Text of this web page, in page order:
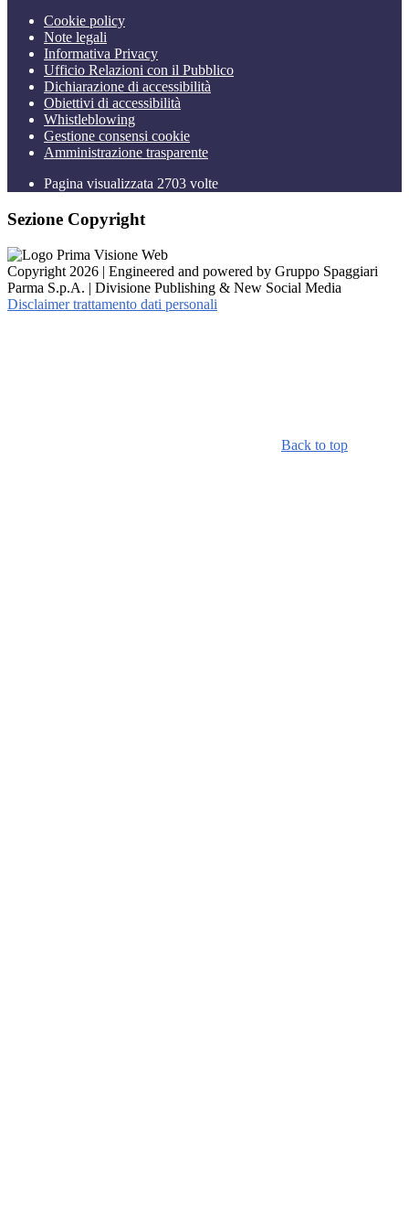
Cookie policy
Note legali
Informativa Privacy
Ufficio Relazioni con il Pubblico
Dichiarazione di accessibilità
Obiettivi di accessibilità
Whistleblowing
Gestione consensi cookie
Amministrazione trasparente
Pagina visualizzata 2703 volte
Sezione Copyright
Copyright 2026 | Engineered and powered by Gruppo Spaggiari
Parma S.p.A. | Divisione Publishing & New Social Media
Disclaimer trattamento dati personali
Back to top